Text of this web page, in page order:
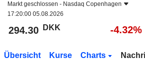
Markt geschlossen - Nasdaq Copenhagen
17:20:00 05.08.2026
294.30 DKK -4.32%
Übersicht Kurse Charts